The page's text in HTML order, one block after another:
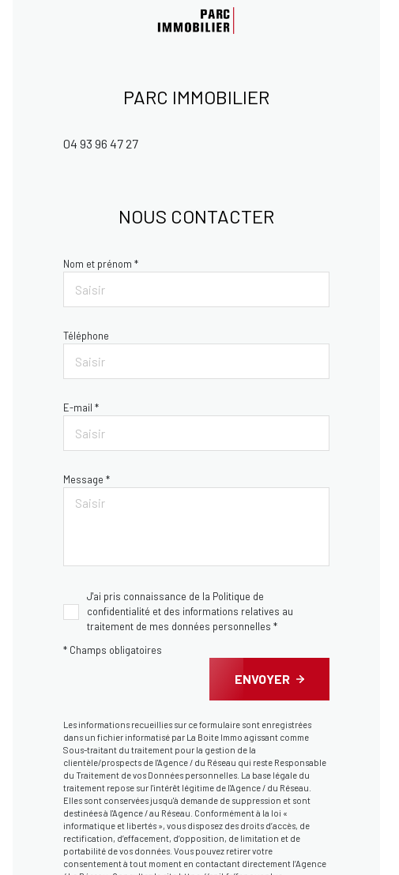
PARC IMMOBILIER
04 93 96 47 27
NOUS CONTACTER
Nom et prénom *
Téléphone
E-mail *
Message *
J'ai pris connaissance de la Politique de
confidentialité et des informations relatives au
traitement de mes données personnelles *
* Champs obligatoires
ENVOYER
Les informations recueillies sur ce formulaire sont enregistrées
dans un fichier informatisé par La Boite Immo agissant comme
Sous-traitant du traitement pour la gestion de la
clientèle/prospects de l'Agence / du Réseau qui reste Responsable
du Traitement de vos Données personnelles. La base légale du
traitement repose sur l'intérêt légitime de l'Agence / du Réseau.
Elles sont conservées jusqu'à demande de suppression et sont
destinées à l'Agence / au Réseau. Conformément à la loi «
informatique et libertés », vous disposez des droits d’accès, de
rectification, d’effacement, d’opposition, de limitation et de
portabilité de vos données. Vous pouvez retirer votre
consentement à tout moment en contactant directement l’Agence